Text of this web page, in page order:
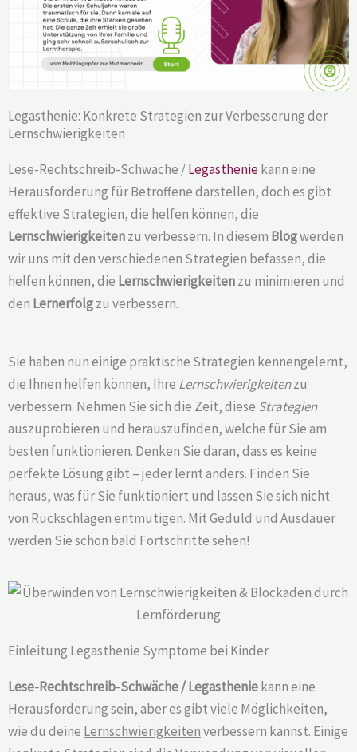
Legasthenie: Konkrete Strategien zur Verbesserung der
Lernschwierigkeiten
Lese-Rechtschreib-Schwäche /Legastheniekann eine
Herausforderung für Betroffene darstellen, doch es gibt
effektive Strategien, die helfen können, die
Lernschwierigkeitenzu verbessern. In diesem Blogwerden
wir uns mit den verschiedenen Strategien befassen, die
helfen können, die Lernschwierigkeitenzu minimieren und
den Lernerfolgzu verbessern.
Sie haben nun einige praktische Strategien kennengelernt,
die Ihnen helfen können, Ihre Lernschwierigkeitenzu
verbessern. Nehmen Sie sich die Zeit, diese Strategien
auszuprobieren und herauszufinden, welche für Sie am
besten funktionieren. Denken Sie daran, dass es keine
perfekte Lösung gibt – jeder lernt anders. Finden Sie
heraus, was für Sie funktioniert und lassen Sie sich nicht
von Rückschlägen entmutigen. Mit Geduld und Ausdauer
werden Sie schon bald Fortschritte sehen!
Einleitung Legasthenie Symptome bei Kinder
Lese-Rechtschreib-Schwäche / Legastheniekann eine
Herausforderung sein, aber es gibt viele Möglichkeiten,
wie du deine Lernschwierigkeitenverbessern kannst. Einige